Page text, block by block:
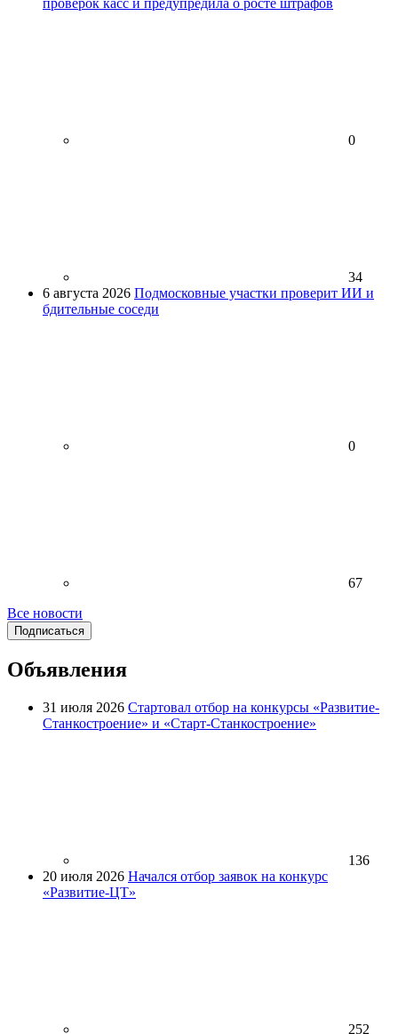
проверок касс и предупредила о росте штрафов
0
34
6 августа 2026 Подмосковные участки проверит ИИ и
бдительные соседи
0
67
Все новости
Подписаться
Объявления
31 июля 2026 Стартовал отбор на конкурсы «Развитие-
Станкостроение» и «Старт-Станкостроение»
136
20 июля 2026 Начался отбор заявок на конкурс
«Развитие-ЦТ»
252